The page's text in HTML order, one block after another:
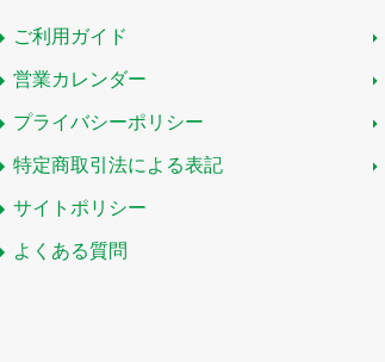
ご利用ガイド
営業カレンダー
プライバシーポリシー
特定商取引法による表記
サイトポリシー
よくある質問